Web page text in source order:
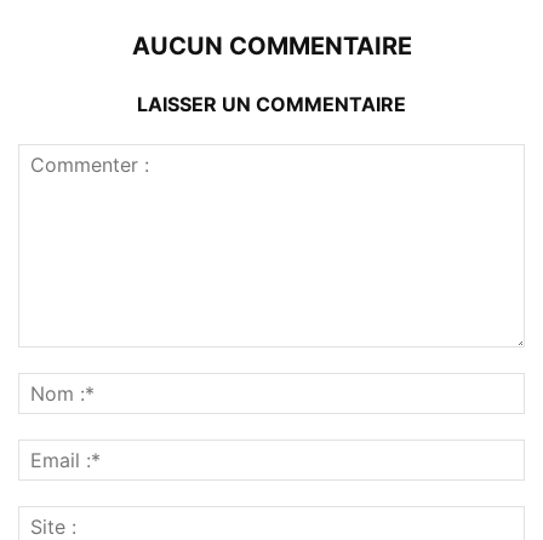
AUCUN COMMENTAIRE
LAISSER UN COMMENTAIRE